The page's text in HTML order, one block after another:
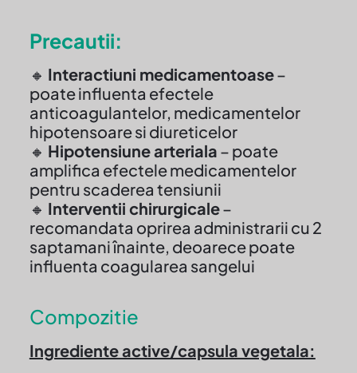
Precautii:
🔸 Interactiuni medicamentoase–
poate influenta efectele
anticoagulantelor, medicamentelor
hipotensoare si diureticelor
🔸 Hipotensiune arteriala – poate
amplifica efectele medicamentelor
pentru scaderea tensiunii
🔸 Interventii chirurgicale–
recomandata oprirea administrarii cu 2
saptamani înainte, deoarece poate
influenta coagularea sangelui
Compozitie
Ingrediente active/capsula vegetala: